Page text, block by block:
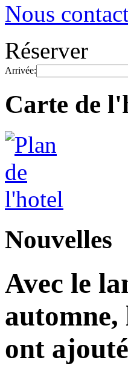
Nous
Réserver
Arrivée:
Carte de
Nouvelles
Avec le
ont